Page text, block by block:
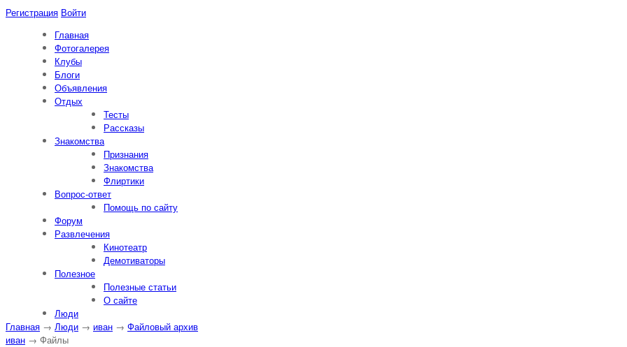
Регистрация Войти
Главная
Фотогалерея
Клубы
Блоги
Объявления
Отдых
Тесты
Рассказы
Знакомства
Признания
Знакомства
Флиртики
Вопрос-ответ
Помощь по сайту
Форум
Развлечения
Кинотеатр
Демотиваторы
Полезное
Полезные статьи
О сайте
Люди
Главная → Люди → иван → Файловый архив
иван → Файлы